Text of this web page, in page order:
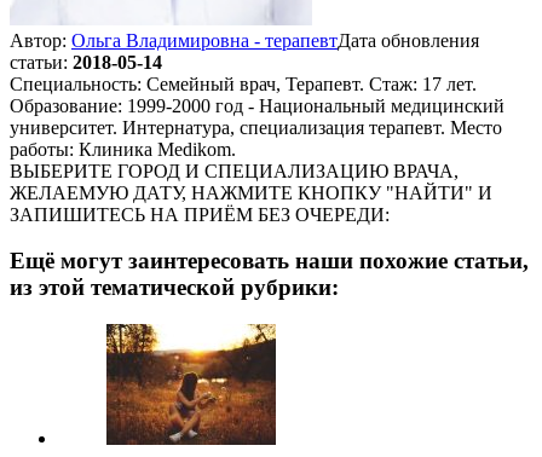
Автор: Ольга Владимировна - терапевтДата обновления
статьи: 2018-05-14
Специальность: Семейный врач, Терапевт. Стаж: 17 лет.
Образование: 1999-2000 год - Национальный медицинский
университет. Интернатура, специализация терапевт. Место
работы: Клиника Medikom.
ВЫБЕРИТЕ ГОРОД И СПЕЦИАЛИЗАЦИЮ ВРАЧА,
ЖЕЛАЕМУЮ ДАТУ, НАЖМИТЕ КНОПКУ "НАЙТИ" И
ЗАПИШИТЕСЬ НА ПРИЁМ БЕЗ ОЧЕРЕДИ:
Ещё могут заинтересовать наши похожие статьи,
из этой тематической рубрики: